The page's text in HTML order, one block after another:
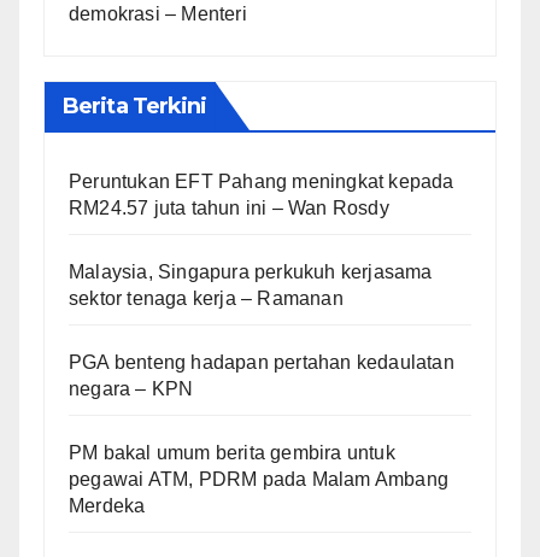
demokrasi – Menteri
Berita Terkini
Peruntukan EFT Pahang meningkat kepada
RM24.57 juta tahun ini – Wan Rosdy
Malaysia, Singapura perkukuh kerjasama
sektor tenaga kerja – Ramanan
PGA benteng hadapan pertahan kedaulatan
negara – KPN
PM bakal umum berita gembira untuk
pegawai ATM, PDRM pada Malam Ambang
Merdeka